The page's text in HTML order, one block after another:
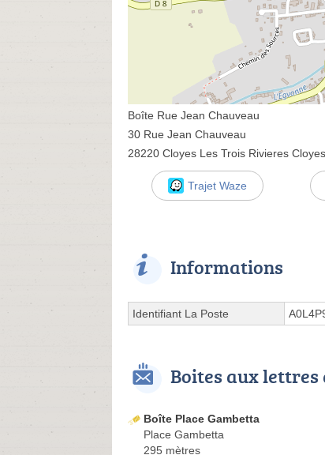
Boîte Rue Jean Chauveau
30 Rue Jean Chauveau
28220 Cloyes Les Trois Rivieres
Trajet Waze
Informations
Identifiant La Poste
Boites aux
Boîte Place Gambetta
Place Gambetta
295 mètres